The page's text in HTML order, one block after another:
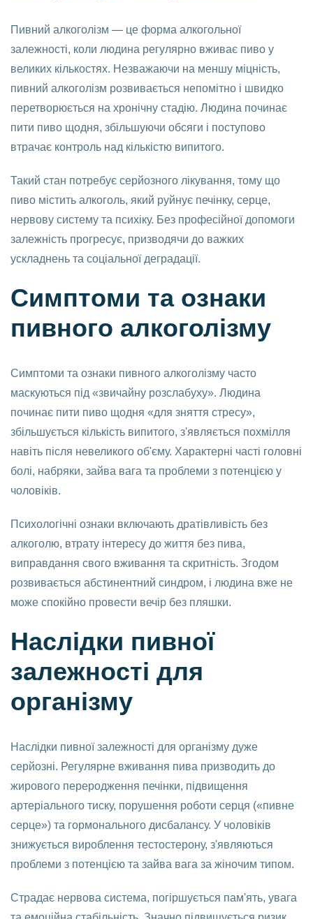
Пивний алкоголізм — це форма алкогольної
залежності, коли людина регулярно вживає пиво у
великих кількостях. Незважаючи на меншу міцність,
пивний алкоголізм розвивається непомітно і швидко
перетворюється на хронічну стадію. Людина починає
пити пиво щодня, збільшуючи обсяги і поступово
втрачає контроль над кількістю випитого.
Такий стан потребує серйозного лікування, тому що
пиво містить алкоголь, який руйнує печінку, серце,
нервову систему та психіку. Без професійної допомоги
залежність прогресує, призводячи до важких
ускладнень та соціальної деградації.
Симптоми та ознаки
пивного алкоголізму
Симптоми та ознаки пивного алкоголізму часто
маскуються під «звичайну розслабуху». Людина
починає пити пиво щодня «для зняття стресу»,
збільшується кількість випитого, з'являється похмілля
навіть після невеликого об'єму. Характерні часті головні
болі, набряки, зайва вага та проблеми з потенцією у
чоловіків.
Психологічні ознаки включають дратівливість без
алкоголю, втрату інтересу до життя без пива,
виправдання свого вживання та скритність. Згодом
розвивається абстинентний синдром, і людина вже не
може спокійно провести вечір без пляшки.
Наслідки пивної
залежності для
організму
Наслідки пивної залежності для організму дуже
серйозні. Регулярне вживання пива призводить до
жирового переродження печінки, підвищення
артеріального тиску, порушення роботи серця («пивне
серце») та гормонального дисбалансу. У чоловіків
знижується вироблення тестостерону, з'являються
проблеми з потенцією та зайва вага за жіночим типом.
Страдає нервова система, погіршується пам'ять, увага